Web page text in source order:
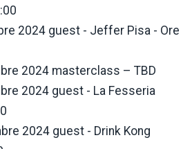
2024 guest - Jeffer Pisa - Ore
2024 masterclass – TBD
2024 guest - La Fesseria
2024 guest - Drink Kong